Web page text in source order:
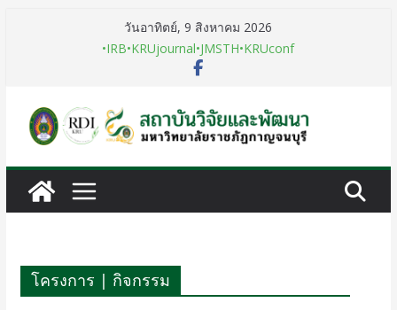
วันอาทิตย์, 9 สิงหาคม 2026
•IRB•KRUjournal•JMSTH•KRUconf
โครงการ | กิจกรรม